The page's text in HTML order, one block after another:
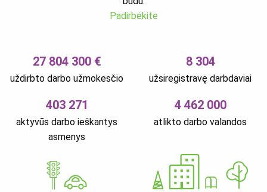
Padirbėkite
27 804 300 €
uždirbto darbo užmokesčio
8 304
užsiregistravę darbdaviai
403 271
aktyvūs darbo ieškantys
asmenys
4 462 000
atlikto darbo valandos